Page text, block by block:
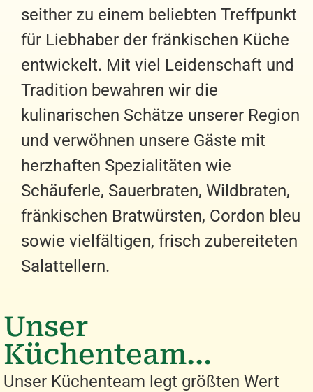
seither zu einem beliebten Treffpunkt
für Liebhaber der fränkischen Küche
entwickelt. Mit viel Leidenschaft und
Tradition bewahren wir die
kulinarischen Schätze unserer Region
und verwöhnen unsere Gäste mit
herzhaften Spezialitäten wie
Schäuferle, Sauerbraten, Wildbraten,
fränkischen Bratwürsten, Cordon bleu
sowie vielfältigen, frisch zubereiteten
Salattellern.
Unser
Küchenteam...
Unser Küchenteam legt größten Wert